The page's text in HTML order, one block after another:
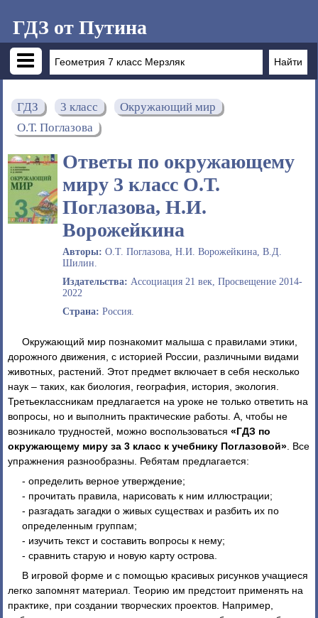
ГДЗ от Путина
ГДЗ 3 класс
Окружающий мир
О.Т. Поглазова
Ответы по окружающему
миру 3 класс О.Т.
Поглазова, Н.И.
Ворожейкина
Авторы: О.Т. Поглазова, Н.И. Ворожейкина, В.Д.
Шилин.
Издательства: Ассоциация 21 век, Просвещение 2014-
2022
Страна: Россия.
Окружающий мир познакомит малыша с правилами этики,
дорожного движения, с историей России, различными видами
животных, растений. Этот предмет включает в себя несколько
наук – таких, как биология, география, история, экология.
Третьеклассникам предлагается на уроке не только ответить на
вопросы, но и выполнить практические работы. А, чтобы не
возникало трудностей, можно воспользоваться «ГДЗ по
окружающему миру за 3 класс к учебнику Поглазовой» . Все
упражнения разнообразны. Ребятам предлагается:
- определить верное утверждение;
- прочитать правила, нарисовать к ним иллюстрации;
- разгадать загадки о живых существах и разбить их по
определенным группам;
- изучить текст и составить вопросы к нему;
- сравнить старую и новую карту острова.
В игровой форме и с помощью красивых рисунков учащиеся
легко запомнят материал. Теорию им предстоит применять на
практике, при создании творческих проектов. Например,